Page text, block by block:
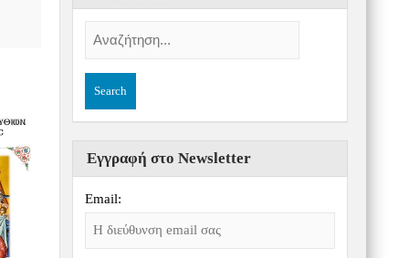
Εγγραφή στο Newsletter
Email: